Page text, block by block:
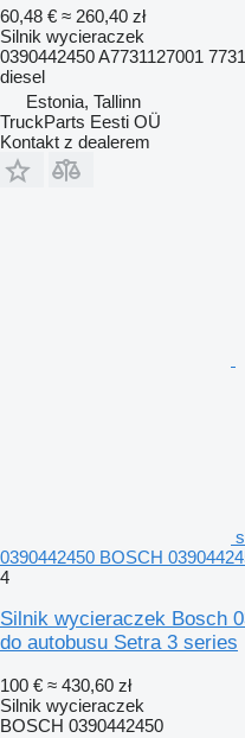
60,48 € ≈ 260,40 zł
Silnik wycieraczek
0390442450 A7731127001
diesel
Estonia, Tallinn
TruckParts Eesti OÜ
Kontakt z dealerem
0390442450 BOSCH
4
Silnik wycieraczek Bosch
do autobusu Setra 3 series
100 € ≈ 430,60 zł
Silnik wycieraczek
BOSCH 0390442450